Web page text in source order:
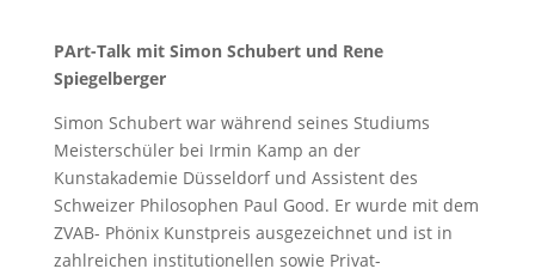
PArt-Talk mit Simon Schubert und Rene
Spiegelberger
Simon Schubert war während seines Studiums
Meisterschüler bei Irmin Kamp an der
Kunstakademie Düsseldorf und Assistent des
Schweizer Philosophen Paul Good. Er wurde mit dem
ZVAB- Phönix Kunstpreis ausgezeichnet und ist in
zahlreichen institutionellen sowie Privat-